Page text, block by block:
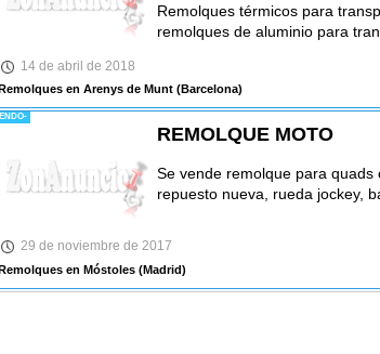
Remolques térmicos para
remolques de aluminio para
14 de abril de 2018
Remolques en Arenys de Munt(Barcelona)
REMOLQUE MOTO
Se vende remolque para
repuesto nueva, rueda jockey,
29 de noviembre de 2017
en Móstoles(Madrid)